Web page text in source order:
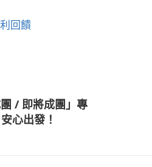
回饋
/ 即將成團」專
心出發！